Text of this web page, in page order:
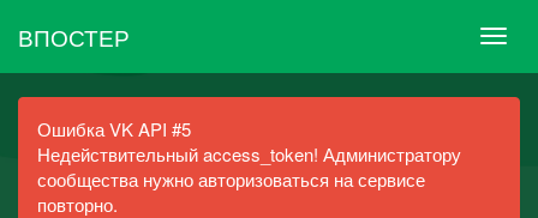
ВПОСТЕР
Ошибка VK API #5
Недействительный access_token! Администратору
сообщества нужно авторизоваться на сервисе
повторно.